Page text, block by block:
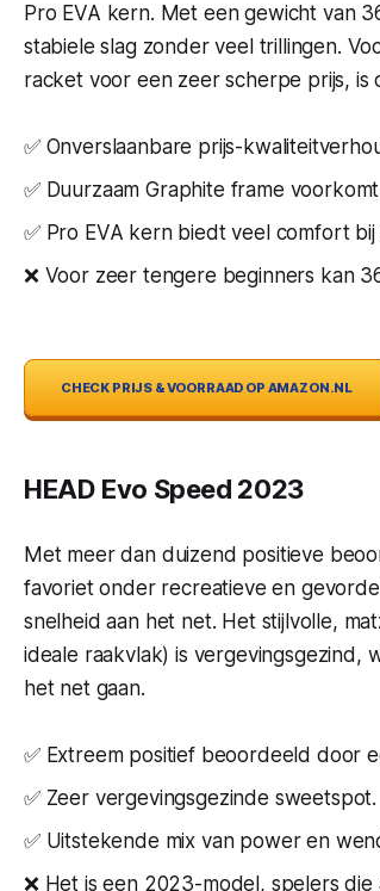
Pro EVA kern. Met een gewicht van
stabiele slag zonder veel trillingen.
racket voor een zeer scherpe prijs, is
✅ Onverslaanbare prijs-
✅ Duurzaam Graphite frame
✅ Pro EVA kern biedt veel comfort bij
❌ Voor zeer tengere beginners kan
CHECK PRIJS & VOORRAAD OP AMAZON.NL
HEAD Evo Speed 2023
Met meer dan duizend positieve
favoriet onder recreatieve en
snelheid aan het net. Het stijlvolle,
ideale raakvlak) is
het net gaan.
✅ Extreem positief beoordeeld door
✅ Zeer vergevingsgezinde sweetspot.
✅ Uitstekende mix van power en
❌ Het is een 2023-model, spelers